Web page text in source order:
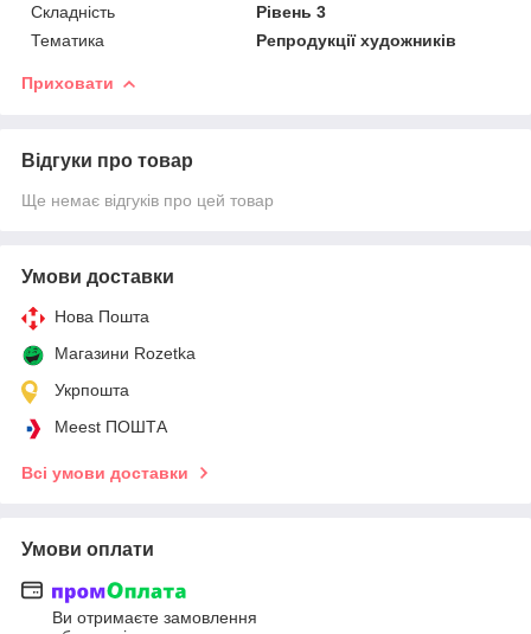
Складність
Рівень 3
Тематика
Репродукції художників
Приховати
Відгуки про товар
Ще немає відгуків про цей товар
Умови доставки
Нова Пошта
Магазини Rozetka
Укрпошта
Meest ПОШТА
Всі умови доставки
Умови оплати
Ви отримаєте замовлення